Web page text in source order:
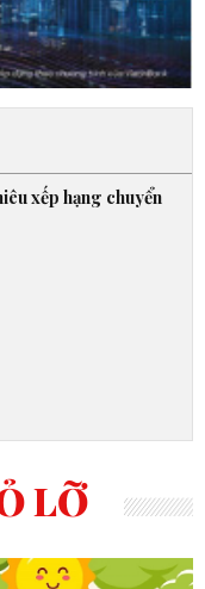
xếp hạng chuyển
LỠ